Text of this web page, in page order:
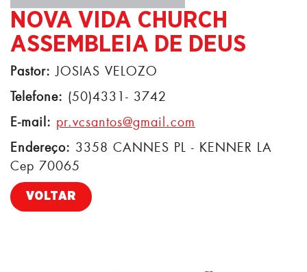
NOVA VIDA CHURCH
ASSEMBLEIA DE DEUS
Pastor: JOSIAS VELOZO
Telefone: (50)4331- 3742
E-mail: pr.vcsantos@gmail.com
Endereço: 3358 CANNES PL - KENNER LA
Cep 70065
VOLTAR